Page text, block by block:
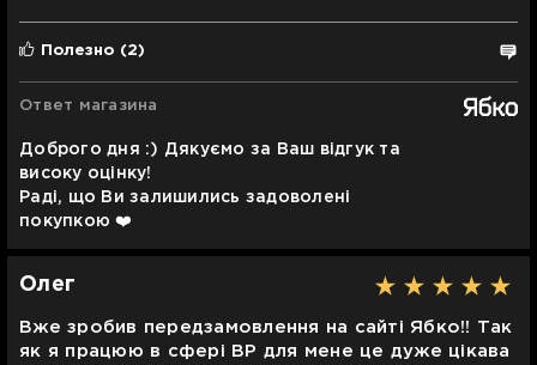
Полезно (2)
Ответ магазина
Доброго дня :) Дякуємо за Ваш відгук та
високу оцінку!
Раді, що Ви залишились задоволені
покупкою ❤️
Олег
Вже зробив передзамовлення на сайті Ябко!! Так
як я працюю в сфері ВР для мене це дуже цікава